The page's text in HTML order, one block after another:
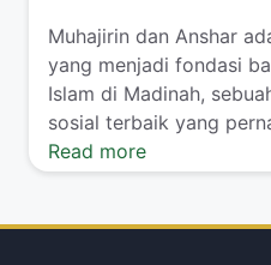
Muhajirin dan Anshar
yang menjadi fondasi
Islam di Madinah,
sosial terbaik yang
Read more